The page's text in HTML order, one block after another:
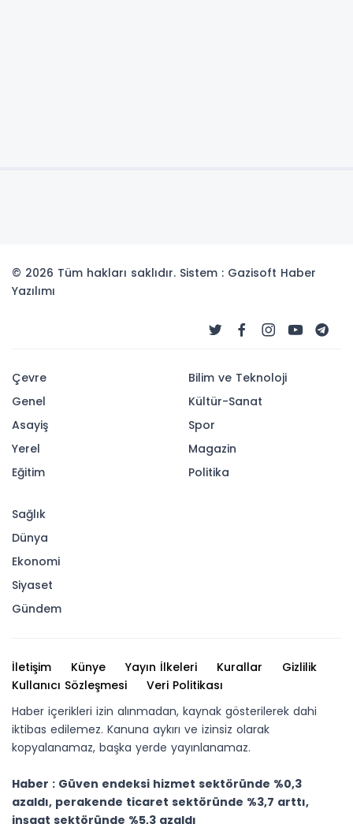
© 2026 Tüm hakları saklıdır. Sistem : Gazisoft Haber
Yazılımı
Çevre
Genel
Asayiş
Yerel
Eğitim
Bilim ve Teknoloji
Kültür-Sanat
Spor
Magazin
Politika
Sağlık
Dünya
Ekonomi
Siyaset
Gündem
İletişim Künye Yayın İlkeleri Kurallar
Gizlilik
Kullanıcı Sözleşmesi
Veri Politikası
Haber içerikleri izin alınmadan, kaynak gösterilerek dahi
iktibas edilemez. Kanuna aykırı ve izinsiz olarak
kopyalanamaz, başka yerde yayınlanamaz.
Haber : Güven endeksi hizmet sektöründe %0,3
azaldı, perakende ticaret sektöründe %3,7 arttı,
inşaat sektöründe %5,3 azaldı